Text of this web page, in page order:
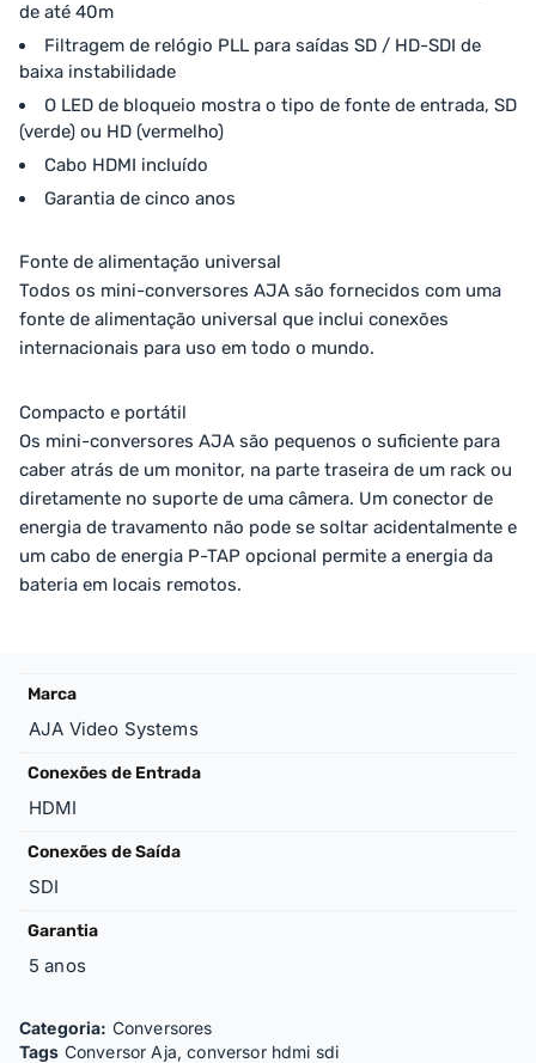
de até 40m
Filtragem de relógio PLL para saídas SD / HD-SDI de
baixa instabilidade
O LED de bloqueio mostra o tipo de fonte de entrada, SD
(verde) ou HD (vermelho)
Cabo HDMI incluído
Garantia de cinco anos
Fonte de alimentação universal
Todos os mini-conversores AJA são fornecidos com uma
fonte de alimentação universal que inclui conexões
internacionais para uso em todo o mundo.
Compacto e portátil
Os mini-conversores AJA são pequenos o suficiente para
caber atrás de um monitor, na parte traseira de um rack ou
diretamente no suporte de uma câmera. Um conector de
energia de travamento não pode se soltar acidentalmente e
um cabo de energia P-TAP opcional permite a energia da
bateria em locais remotos.
Marca
AJA Video Systems
Conexões de Entrada
HDMI
Conexões de Saída
SDI
Garantia
5 anos
Categoria: Conversores
Tags Conversor Aja,conversor hdmi sdi